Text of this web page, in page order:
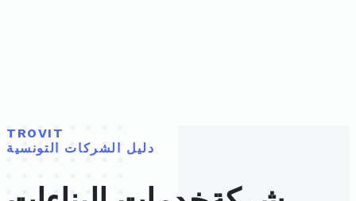
TROVIT
دليل الشركات التونسية